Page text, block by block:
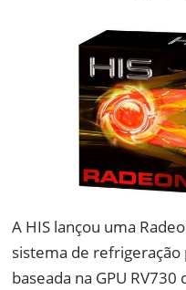
SOFTWARE
NOTEBOOKS
DOWNLOADS
A HIS lançou uma
sistema de refrigeração
baseada na GPU